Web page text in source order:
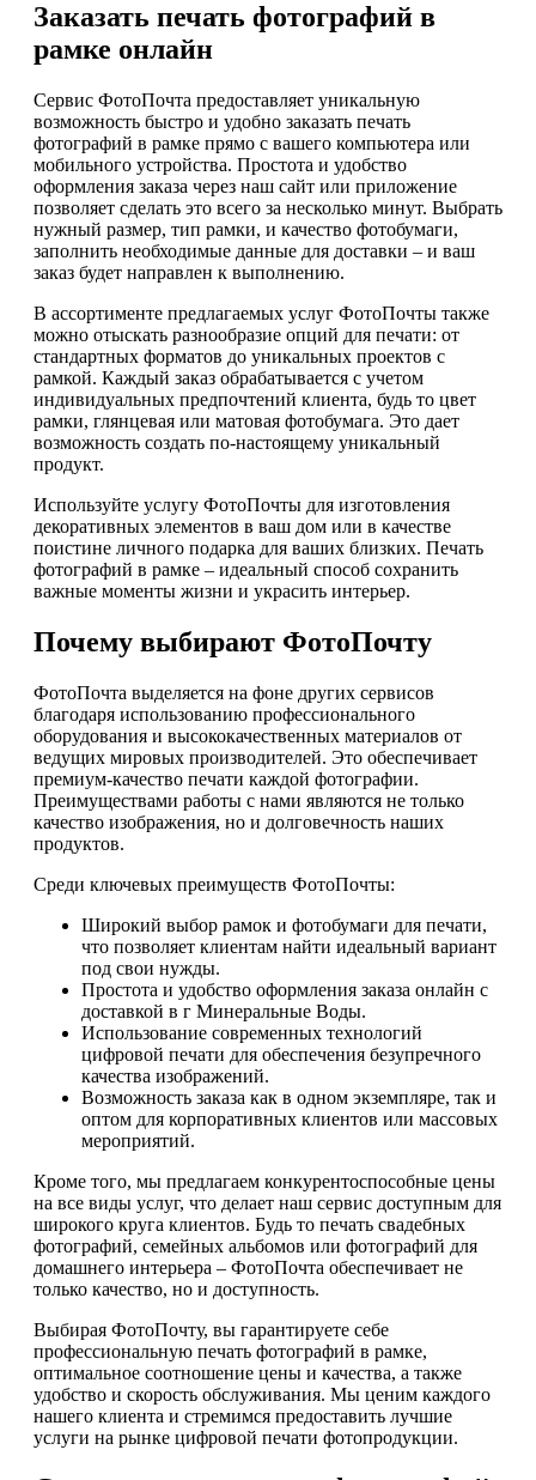
Заказать печать фотографий в
рамке онлайн
Сервис ФотоПочта предоставляет уникальную
возможность быстро и удобно заказать печать
фотографий в рамке прямо с вашего компьютера или
мобильного устройства. Простота и удобство
оформления заказа через наш сайт или приложение
позволяет сделать это всего за несколько минут. Выбрать
нужный размер, тип рамки, и качество фотобумаги,
заполнить необходимые данные для доставки – и ваш
заказ будет направлен к выполнению.
В ассортименте предлагаемых услуг ФотоПочты также
можно отыскать разнообразие опций для печати: от
стандартных форматов до уникальных проектов с
рамкой. Каждый заказ обрабатывается с учетом
индивидуальных предпочтений клиента, будь то цвет
рамки, глянцевая или матовая фотобумага. Это дает
возможность создать по-настоящему уникальный
продукт.
Используйте услугу ФотоПочты для изготовления
декоративных элементов в ваш дом или в качестве
поистине личного подарка для ваших близких. Печать
фотографий в рамке – идеальный способ сохранить
важные моменты жизни и украсить интерьер.
Почему выбирают ФотоПочту
ФотоПочта выделяется на фоне других сервисов
благодаря использованию профессионального
оборудования и высококачественных материалов от
ведущих мировых производителей. Это обеспечивает
премиум-качество печати каждой фотографии.
Преимуществами работы с нами являются не только
качество изображения, но и долговечность наших
продуктов.
Среди ключевых преимуществ ФотоПочты:
Широкий выбор рамок и фотобумаги для печати,
что позволяет клиентам найти идеальный вариант
под свои нужды.
Простота и удобство оформления заказа онлайн с
доставкой в г Минеральные Воды.
Использование современных технологий
цифровой печати для обеспечения безупречного
качества изображений.
Возможность заказа как в одном экземпляре, так и
оптом для корпоративных клиентов или массовых
мероприятий.
Кроме того, мы предлагаем конкурентоспособные цены
на все виды услуг, что делает наш сервис доступным для
широкого круга клиентов. Будь то печать свадебных
фотографий, семейных альбомов или фотографий для
домашнего интерьера – ФотоПочта обеспечивает не
только качество, но и доступность.
Выбирая ФотоПочту, вы гарантируете себе
профессиональную печать фотографий в рамке,
оптимальное соотношение цены и качества, а также
удобство и скорость обслуживания. Мы ценим каждого
нашего клиента и стремимся предоставить лучшие
услуги на рынке цифровой печати фотопродукции.